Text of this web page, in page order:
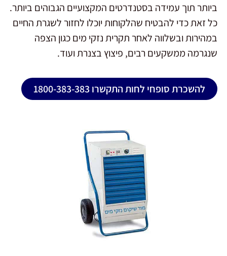
ביותר תוך עמידה בסטנדרטים המקצועיים הגבוהים ביותר.
כל זאת כדי להבטיח שהלקוחות יוכלו לחזור לשגרת החיים
במהירות ובשלווה לאחר תקרית נזקי מים כגון הצפה
שנגרמה ממשקעים רבים, פיצוץ בצנרת ועוד.
להשכרת סופחי לחות התקשרו 1800-383-383